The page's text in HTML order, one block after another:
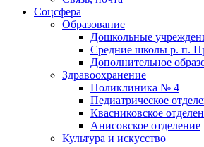
Соцсфера
Образование
Дошкольные
Средние школы р. п.
Дополнительное
Здравоохранение
Поликлиника № 4
Педиатрическое
Квасниковское
Анисовское отделение
Культура и искусство